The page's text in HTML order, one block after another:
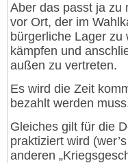
Aber das passt ja zu
vor Ort, der im
bürgerliche Lager
kämpfen und
außen zu vertreten.
Es wird die Zeit
bezahlt werden
Gleiches gilt für die
praktiziert wird
anderen